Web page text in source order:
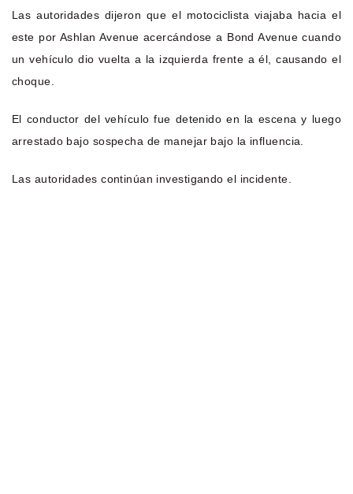
Las autoridades dijeron que el motociclista viajaba hacia el
este por Ashlan Avenue acercándose a Bond Avenue cuando
un vehículo dio vuelta a la izquierda frente a él, causando el
choque.
El conductor del vehículo fue detenido en la escena y luego
arrestado bajo sospecha de manejar bajo la influencia.
Las autoridades continúan investigando el incidente.